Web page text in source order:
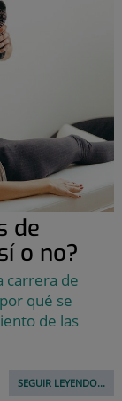
de
o no?
carrera de
qué se
de las
SEGUIR LEYENDO...